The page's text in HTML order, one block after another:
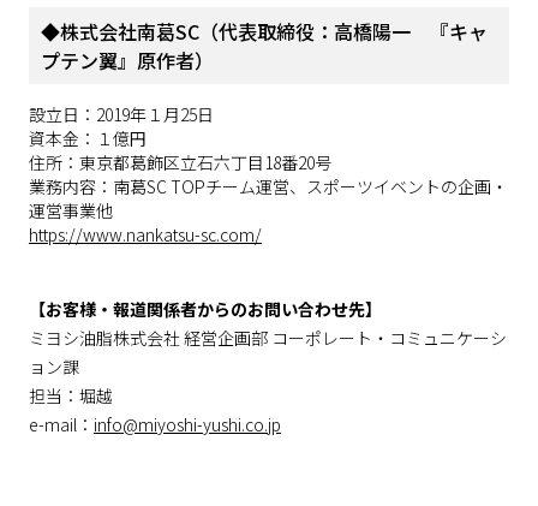
◆株式会社南葛SC（代表取締役：高橋陽一 『キャ
プテン翼』原作者）
設立日：2019年１月25日
資本金：１億円
住所：東京都葛飾区立石六丁目18番20号
業務内容：南葛SC TOPチーム運営、スポーツイベントの企画・
運営事業他
https://www.nankatsu-sc.com/
【お客様・報道関係者からのお問い合わせ先】
ミヨシ油脂株式会社 経営企画部 コーポレート・コミュニケーシ
ョン課
担当：堀越
e-mail： info@miyoshi-yushi.co.jp